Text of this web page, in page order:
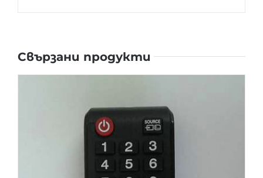
Свързани продукти